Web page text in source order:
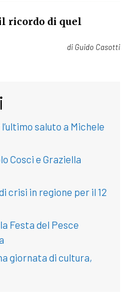
ricordo di quel
di Guido Casotti
saluto a Michele
Cosci e Graziella
crisi in regione per il 12
Festa del Pesce
giornata di cultura,